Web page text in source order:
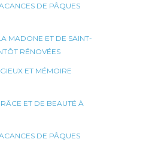
DE PÂQUES
MADONE ET DE SAINT-
RÉNOVÉES
ET MÉMOIRE
ET DE BEAUTÉ À
DE PÂQUES